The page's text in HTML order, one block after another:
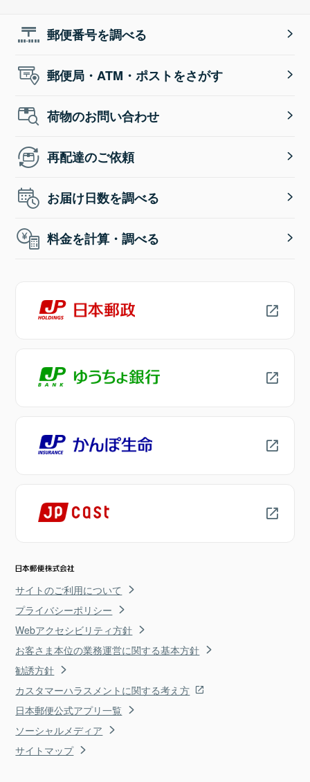
郵便番号を調べる
郵便局・ATM・ポストをさがす
荷物のお問い合わせ
再配達のご依頼
お届け日数を調べる
料金を計算・調べる
サイトのご利用について
プライバシーポリシー
Webアクセシビリティ方針
お客さま本位の業務運営に関する基本方針
勧誘方針
カスタマーハラスメントに関する考え方
日本郵便公式アプリ一覧
ソーシャルメディア
サイトマップ